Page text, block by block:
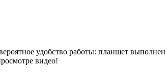
удобство работы: планшет
видео!